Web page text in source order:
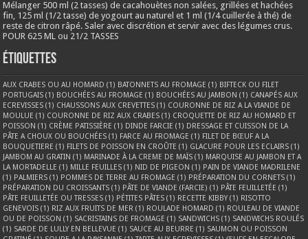
Mélanger 500 ml (2 tasses) de cacahouètes non salées, grillées et hachées
fin, 125 ml (1/2 tasse) de yogourt au naturel et 1 ml (1/4 cuillerée à thé) de
reste de citron râpé. Saler avec discrétion et servir avec des légumes crus.
POUR 625 ML ou 21/2 TASSES
Étiquettes
AUX CRABES OU AU HOMARD (1) BATONNETS AU FROMAGE (1) BIFTECK OU FILET
PORTUGAIS (1) BOUCHÉES AU FROMAGE (1) BOUCHÉES AU JAMBON (1) CANAPÉS AUX
ECREVISSES (1) CHAUSSONS AUX CREVETTES (1) COURONNE DE RIZ A LA VIANDE DE
MOULUE (1) COURONNE DE RIZ AUX CRABES (1) CROQUETTE DE RIZ AU HOMARD ET
POISSON (1) CRÈME PATISSIÈRE (1) DINDE FARCIE (1) DRESSAGE ET CUISSON DE LA
PÂTE A CHOUX OU BOUCHÉES (1) FARCE AU FROMAGE (1) FILET DE BŒUF A LA
BOUQUETIERE (1) FILETS DE POISSON EN CROÛTE (1) GLACURE POUR LES ECLAIRS (1)
JAMBOM AU GRATIN (1) MARINADE À LA CREME DE MAÏS (1) MARQUISE AU JAMBON ET A
LA MORTADELLE (1) MILLE FEUILLES (1) NID DE PIGEON (1) PAIN DE VIANDE MADRILENE
(1) PALMIERS (1) POMMES DE TERRE AU FROMAGE (1) PRÉPARATION DU CORNETS (1)
PRÉPARATION DU CROISSANTS (1) PÂTE DE VIANDE (FARCIE) (1) PÂTE FEUILLETÉE (1)
PÂTE FEUILLETÉE OU TRESSES (1) PÉTITES PÂTES (1) RECETTE KIBBY (1) RISOTTO
GENEVOIS (1) RIZ AUX FRUITS DE MER (1) ROULADE HOMARD (1) ROULEAU DE VIANDE
OU DE POISSON (1) SACRISTAINS DE FROMAGE (1) SANDWICHS (1) SANDWICHS ROULÉS
(1) SARDE DE LULLY EN BELLEVUE (1) SAUCE AU BEURRE (1) SAUMON OU POISSON